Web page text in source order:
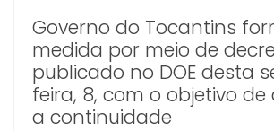
Governo do Tocantins
medida por meio de
publicado no DOE desta
feira, 8, com o objetivo
a continuidade